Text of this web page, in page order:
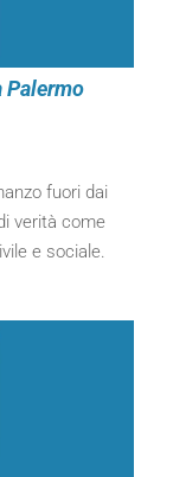
fuori dai
verità come
e sociale.